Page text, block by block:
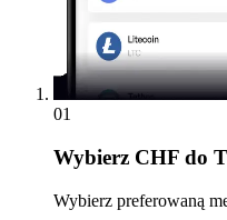
01
Wybierz CHF do
Wybierz preferowaną